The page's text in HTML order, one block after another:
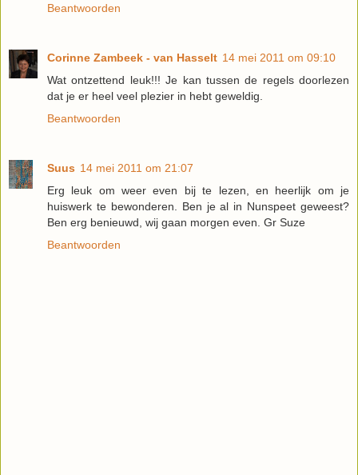
Beantwoorden
Corinne Zambeek - van Hasselt 14 mei 2011 om 09:10
Wat ontzettend leuk!!! Je kan tussen de regels doorlezen
dat je er heel veel plezier in hebt geweldig.
Beantwoorden
Suus 14 mei 2011 om 21:07
Erg leuk om weer even bij te lezen, en heerlijk om je
huiswerk te bewonderen. Ben je al in Nunspeet geweest?
Ben erg benieuwd, wij gaan morgen even. Gr Suze
Beantwoorden